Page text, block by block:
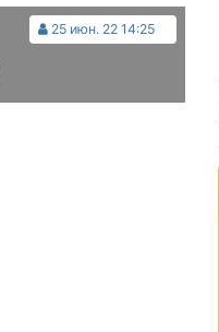
25 июн. 22 14:25